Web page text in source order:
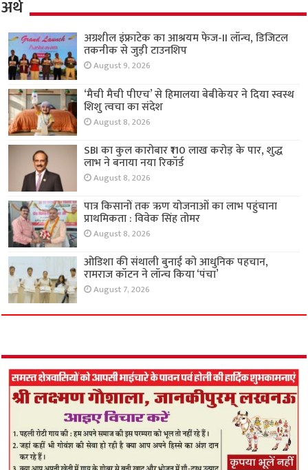
अर्थ
अग्रशील इंफ्राटेक का आश्रयम फेज-II लॉन्च, डिजिटल
तकनीक से जुड़ी टाउनशिप
August 9, 2026
‘मैची मैची पीएच’ से हिमालया बेबीकेयर ने दिया स्वस्थ
शिशु त्वचा का संदेश
August 8, 2026
SBI का कुल कारोबार ₹110 लाख करोड़ के पार, शुद्ध
लाभ ने बनाया नया रिकॉर्ड
August 8, 2026
पात्र किसानों तक ऋण योजनाओं का लाभ पहुंचाना
प्राथमिकता : विवेक सिंह तोमर
August 8, 2026
ओडिशा की संथाली बुनाई को आधुनिक पहचान,
रामराज कॉटन ने लॉन्च किया ‘पंचा’
August 7, 2026